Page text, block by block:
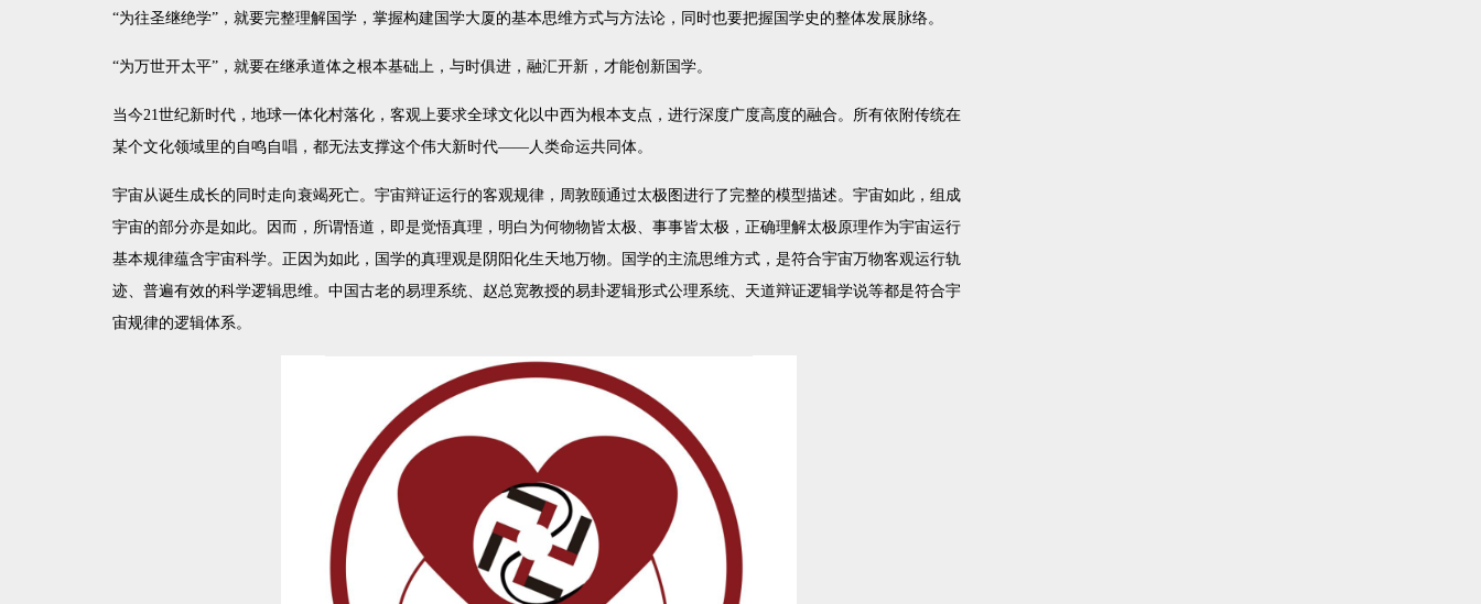
“为往圣继绝学”，就要完整理解国学，掌握构建国学大厦的基本思维方式与方法论，同时也要把握国学史的整体发展脉络。
“为万世开太平”，就要在继承道体之根本基础上，与时俱进，融汇开新，才能创新国学。
当今21世纪新时代，地球一体化村落化，客观上要求全球文化以中西为根本支点，进行深度广度高度的融合。所有依附传统在
某个文化领域里的自鸣自唱，都无法支撑这个伟大新时代——人类命运共同体。
宇宙从诞生成长的同时走向衰竭死亡。宇宙辩证运行的客观规律，周敦颐通过太极图进行了完整的模型描述。宇宙如此，组成
宇宙的部分亦是如此。因而，所谓悟道，即是觉悟真理，明白为何物物皆太极、事事皆太极，正确理解太极原理作为宇宙运行
基本规律蕴含宇宙科学。正因为如此，国学的真理观是阴阳化生天地万物。国学的主流思维方式，是符合宇宙万物客观运行轨
迹、普遍有效的科学逻辑思维。中国古老的易理系统、赵总宽教授的易卦逻辑形式公理系统、天道辩证逻辑学说等都是符合宇
宙规律的逻辑体系。